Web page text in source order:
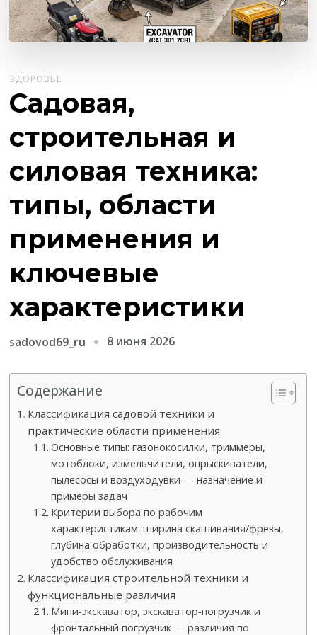
ЗДОРОВЬЕ
Садовая,
строительная и
силовая техника:
типы, области
применения и
ключевые
характеристики
sadovod69_ru 8 июня 2026
Содержание
Классификация садовой техники и
практические области применения
Основные типы: газонокосилки, триммеры,
мотоблоки, измельчители, опрыскиватели,
пылесосы и воздуходувки — назначение и
примеры задач
Критерии выбора по рабочим
характеристикам: ширина скашивания/фрезы,
глубина обработки, производительность и
удобство обслуживания
Классификация строительной техники и
функциональные различия
Мини‑экскаватор, экскаватор‑погрузчик и
фронтальный погрузчик — различия по